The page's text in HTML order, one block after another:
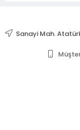
Sanayi Mah.